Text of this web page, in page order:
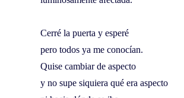
Cerré la puerta y esperé
pero todos ya me conocían.
Quise cambiar de aspecto
y no supe siquiera qué era aspecto